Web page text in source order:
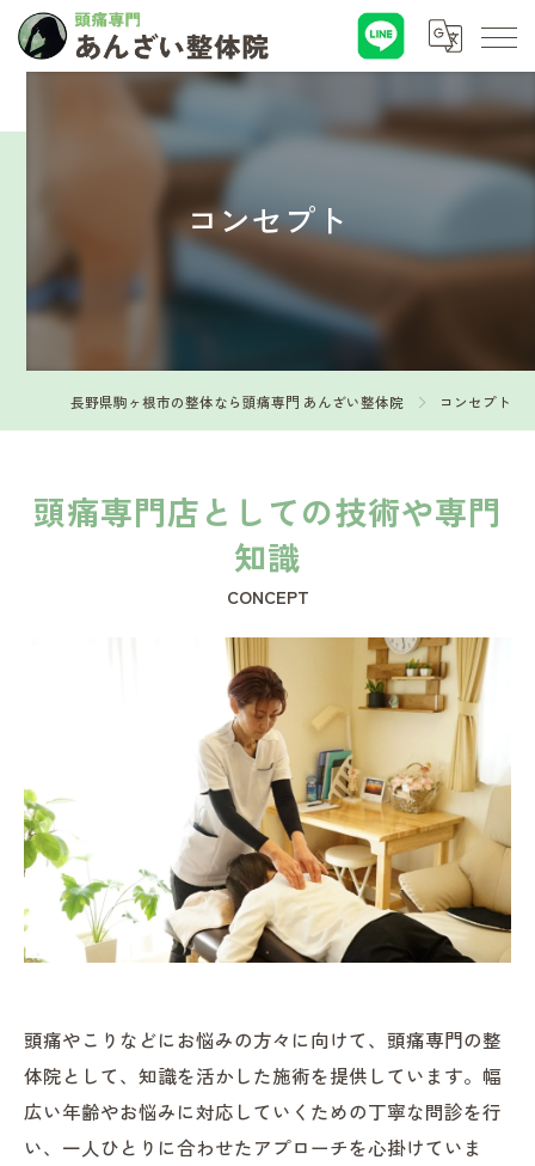
コンセプト
長野県駒ヶ根市の整体なら頭痛専門 あんざい整体院 コンセプト
頭痛専門店としての技術や専門
知識
CONCEPT
頭痛やこりなどにお悩みの方々に向けて、頭痛専門の整
体院として、知識を活かした施術を提供しています。幅
広い年齢やお悩みに対応していくための丁寧な問診を行
い、一人ひとりに合わせたアプローチを心掛けていま